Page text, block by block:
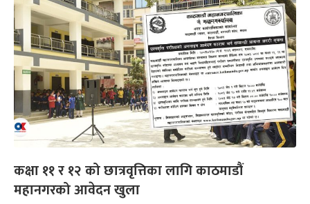
कक्षा ११ र १२ को छात्रवृत्तिका लागि काठमाडौं
महानगरको आवेदन खुला